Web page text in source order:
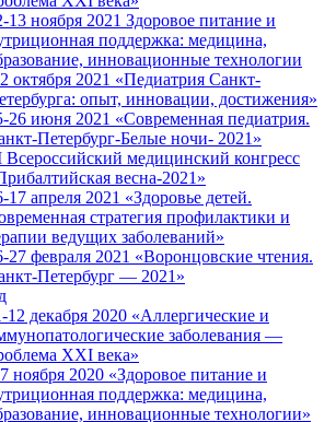
13 ноября 2021 Здоровое питание и
поддержка: медицина,
инновационные технологии
октября 2021 «Педиатрия Санкт-
опыт, инновации, достижения»
26 июня 2021 «Современная педиатрия.
Петербург-Белые ночи- 2021»
Всероссийский медицинский конгресс
весна-2021»
17 апреля 2021 «Здоровье детей.
стратегия профилактики и
ведущих заболеваний»
27 февраля 2021 «Воронцовские чтения.
Петербург — 2021»
12 декабря 2020 «Аллергические и
заболевания —
XXI века»
ноября 2020 «Здоровое питание и
поддержка: медицина,
инновационные технологии»